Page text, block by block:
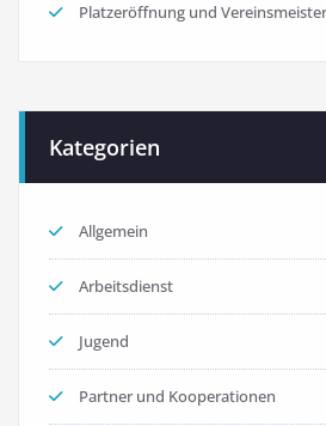
Platzeröffnung und
Kategorien
Allgemein
Arbeitsdienst
Jugend
Partner und Kooperationen